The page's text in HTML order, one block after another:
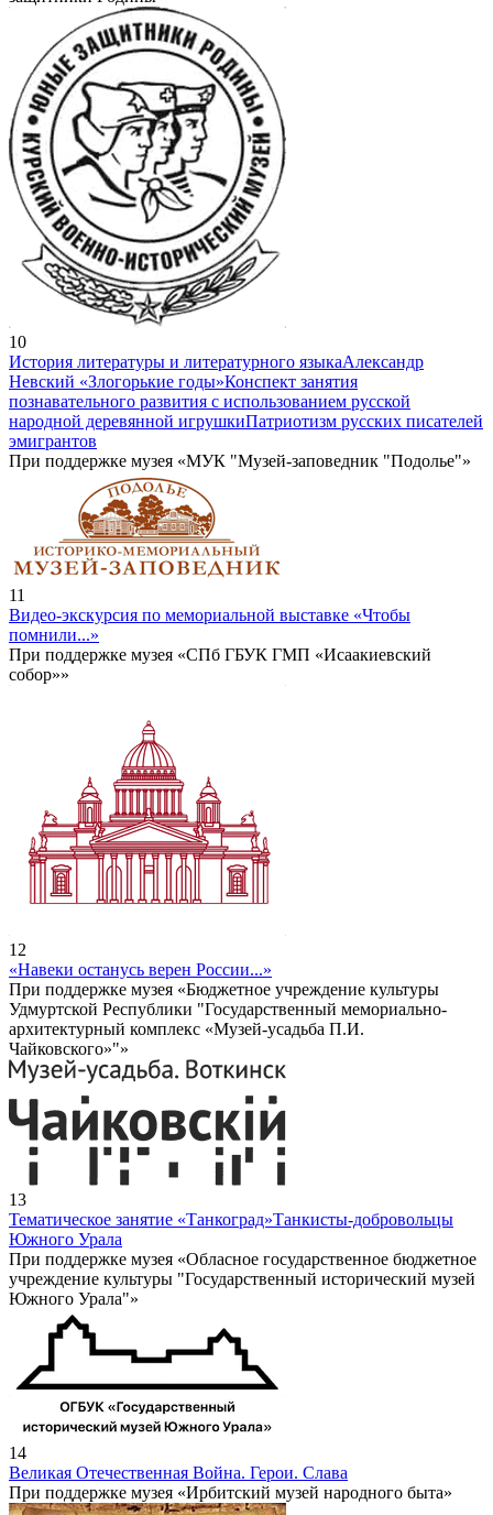
10
История литературы и литературного языкаАлександр
Невский «Злогорькие годы»Конспект занятия
познавательного развития с использованием русской
народной деревянной игрушкиПатриотизм русских писателей
эмигрантов
При поддержке музея «МУК "Музей-заповедник "Подолье"»
11
Видео-экскурсия по мемориальной выставке «Чтобы
помнили...»
При поддержке музея «СПб ГБУК ГМП «Исаакиевский
собор»»
12
«Навеки останусь верен России...»
При поддержке музея «Бюджетное учреждение культуры
Удмуртской Республики "Государственный мемориально-
архитектурный комплекс «Музей-усадьба П.И.
Чайковского»"»
13
Тематическое занятие «Танкоград»Танкисты-добровольцы
Южного Урала
При поддержке музея «Обласное государственное бюджетное
учреждение культуры "Государственный исторический музей
Южного Урала"»
14
Великая Отечественная Война. Герои. Слава
При поддержке музея «Ирбитский музей народного быта»